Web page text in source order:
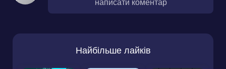
Найбільше лайків